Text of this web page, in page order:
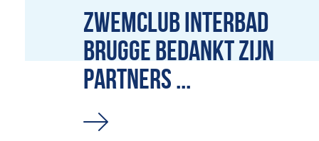
ZWEMCLUB INTERBAD
BRUGGE BEDANKT ZIJN
PARTNERS ...